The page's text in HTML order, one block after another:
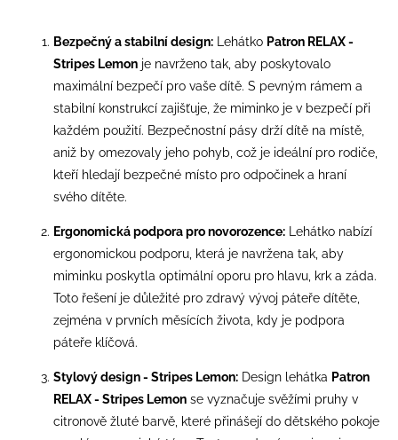
Bezpečný a stabilní design: Lehátko Patron RELAX -
Stripes Lemon je navrženo tak, aby poskytovalo
maximální bezpečí pro vaše dítě. S pevným rámem a
stabilní konstrukcí zajišťuje, že miminko je v bezpečí při
každém použití. Bezpečnostní pásy drží dítě na místě,
aniž by omezovaly jeho pohyb, což je ideální pro rodiče,
kteří hledají bezpečné místo pro odpočinek a hraní
svého dítěte.
Ergonomická podpora pro novorozence: Lehátko nabízí
ergonomickou podporu, která je navržena tak, aby
miminku poskytla optimální oporu pro hlavu, krk a záda.
Toto řešení je důležité pro zdravý vývoj páteře dítěte,
zejména v prvních měsících života, kdy je podpora
páteře klíčová.
Stylový design - Stripes Lemon: Design lehátka Patron
RELAX - Stripes Lemon se vyznačuje svěžími pruhy v
citronově žluté barvě, které přinášejí do dětského pokoje